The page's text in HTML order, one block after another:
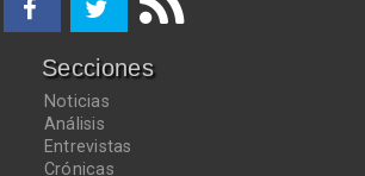
Secciones
Noticias
Análisis
Entrevistas
Crónicas